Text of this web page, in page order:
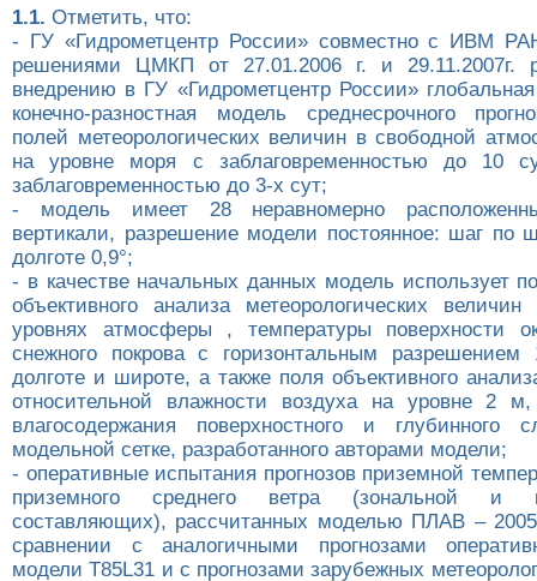
1.1. Отметить, что:
- ГУ «Гидрометцентр России» совместно с ИВМ
решениями ЦМКП от 27.01.2006 г. и 29.11.2007г.
внедрению в ГУ «Гидрометцентр России»
конечно-разностная модель среднесрочного
полей метеорологических величин в свободной
на уровне моря с заблаговременностью до 10
заблаговременностью до 3-х сут;
- модель имеет 28 неравномерно
вертикали, разрешение модели постоянное: шаг по
долготе 0,9°;
- в качестве начальных данных модель использует
объективного анализа метеорологических
уровнях атмосферы , температуры поверхности
снежного покрова с горизонтальным разрешением
долготе и широте, а также поля объективного
относительной влажности воздуха на уровне 2
влагосодержания поверхностного и глубинного
модельной сетке, разработанного авторами модели;
- оперативные испытания прогнозов приземной
приземного среднего ветра (зональной и
составляющих), рассчитанных моделью ПЛАВ –
сравнении с аналогичными прогнозами
модели Т85L31 и с прогнозами зарубежных